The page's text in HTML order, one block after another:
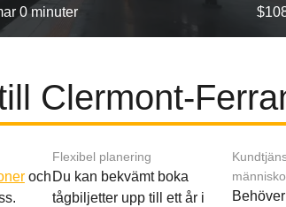
0 minuter
Clermont-
och
Flexibel planering
Du kan bekvämt boka
tågbiljetter upp till ett år i